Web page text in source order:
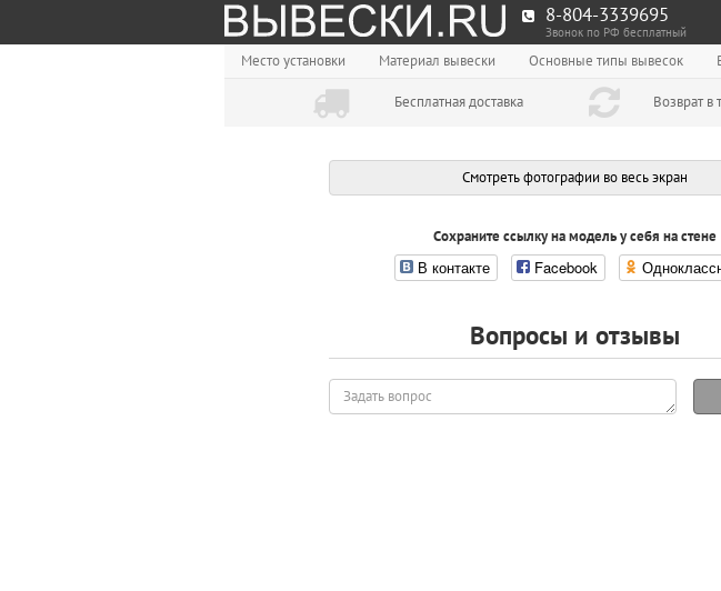
8-804-3339695
Звонок по РФ бесплатный
Место установки Материал вывески Основные типы вывесок
Бесплатная доставка Возврат в
Смотреть фотографии во весь экран
Сохраните ссылку на модель у себя на стене
В контакте Facebook
Вопросы и отзывы
Задать
вопрос